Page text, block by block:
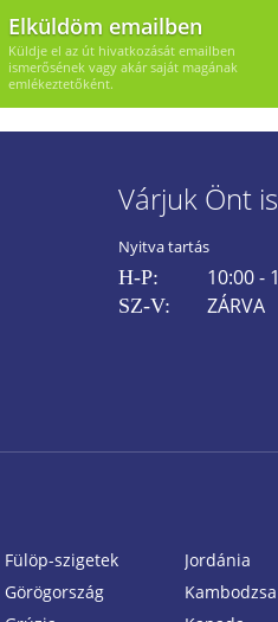
Elküldöm emailben
Küldje el az út hivatkozását emailben
ismerősének vagy akár saját magának
emlékeztetőként.
Várjuk Önt
Nyitva tartás
H-P: 10:00 -
SZ-V: ZÁRVA
Fülöp-szigetek
Görögország
Jordánia
Kambodzsa